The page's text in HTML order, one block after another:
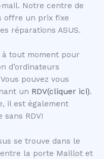
Notre centre de
offre un prix fixe
réparations ASUS.
à tout moment pour
d’ordinateurs
pouvez vous
un RDV(cliquer ici).
il est également
RDV!
se trouve dans le
entre la porte Maillot et